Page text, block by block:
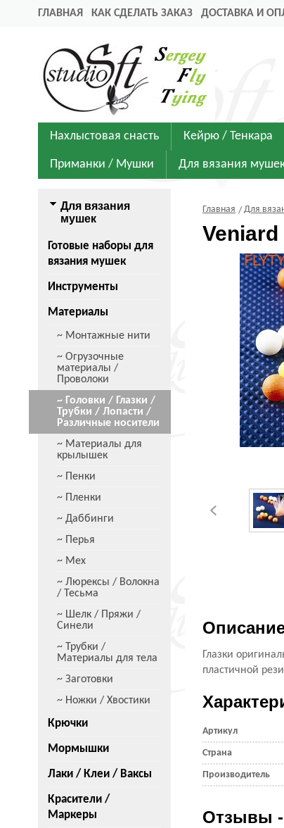
ГЛАВНАЯ КАК СДЕЛАТЬ ЗАКАЗ ДОСТАВКА И
Нахлыстовая снасть Кейрю / Тенкара
Приманки / Мушки Для вязания
Для вязания
мушек
Готовые наборы для
вязания мушек
Инструменты
Материалы
~ Монтажные нити
~ Огрузочные
материалы /
Проволоки
~ Головки / Глазки /
Трубки / Лопасти /
Различные носители
~ Материалы для
крылышек
~ Пенки
~ Пленки
~ Даббинги
~ Перья
~ Мех
~ Люрексы / Волокна
/ Тесьма
~ Шелк / Пряжи /
Синели
~ Трубки /
Материалы для тела
~ Заготовки
~ Ножки / Хвостики
Крючки
Мормышки
Лаки / Клеи / Ваксы
Красители /
Маркеры
Главная Для
Veniard
Глазки
пластичной
Артикул
Страна
Производитель
Отзывы